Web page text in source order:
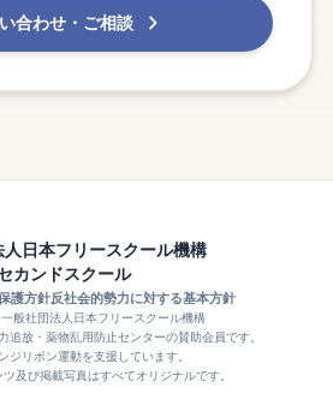
合わせ・ご相談
日本フリースクール機構
カンドスクール
護方針反社会的勢力に対する基本方針
般社団法人日本フリースクール機構
追放・薬物乱用防止センターの賛助会員です。
ジリボン運動を支援しています。
及び掲載写真はすべてオリジナルです。